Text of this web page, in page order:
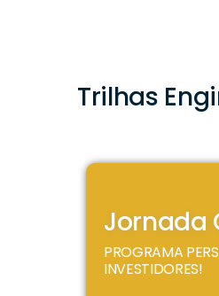
Trilhas
Jornada
PROGRAMA
INVESTIDORES!